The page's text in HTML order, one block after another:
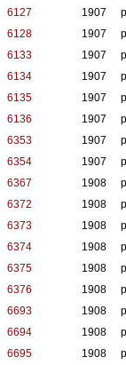
6127 1907
6128 1907
6133 1907
6134 1907
6135 1907
6136 1907
6353 1907
6354 1907
6367 1908
6372 1908
6373 1908
6374 1908
6375 1908
6376 1908
6693 1908
6694 1908
6695 1908